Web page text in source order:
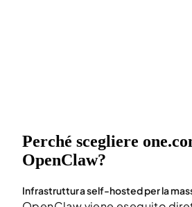
Perché scegliere
OpenClaw?
Infrastruttura self-hosted per la